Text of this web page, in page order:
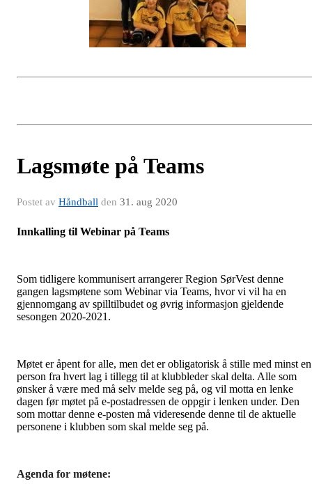
Lagsmøte på Teams
Postet av Håndball den 31. aug 2020
Innkalling til Webinar på Teams
Som tidligere kommunisert arrangerer Region SørVest denne
gangen lagsmøtene som Webinar via Teams, hvor vi vil ha en
gjennomgang av spilltilbudet og øvrig informasjon gjeldende
sesongen 2020-2021.
Møtet er åpent for alle, men det er obligatorisk å stille med minst en
person fra hvert lag i tillegg til at klubbleder skal delta. Alle som
ønsker å være med må selv melde seg på, og vil motta en lenke
dagen før møtet på e-postadressen de oppgir i lenken under. Den
som mottar denne e-posten må videresende denne til de aktuelle
personene i klubben som skal melde seg på.
Agenda for møtene: